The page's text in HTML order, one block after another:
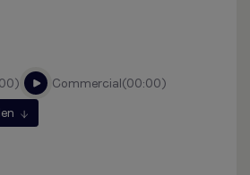
commercial 00:00